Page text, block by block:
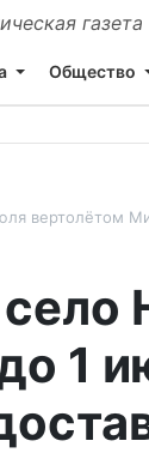
Общество
вертолётом
1